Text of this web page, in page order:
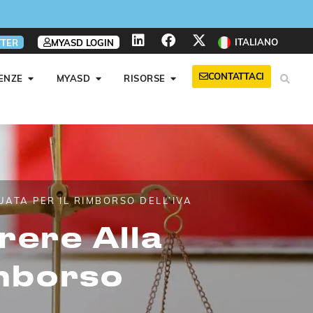
MYASD LOGIN ITALIANO
MYASD RISORSE CONTATTACI
PER IL RIMBORSO DELL’IVA
Alla